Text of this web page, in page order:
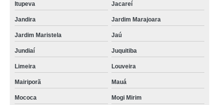
Itupeva Jacareí
Jandira Jardim Marajoara
Jardim Maristela Jaú
Jundiaí Juquitiba
Limeira Louveira
Mairiporã Mauá
Mococa Mogi Mirim